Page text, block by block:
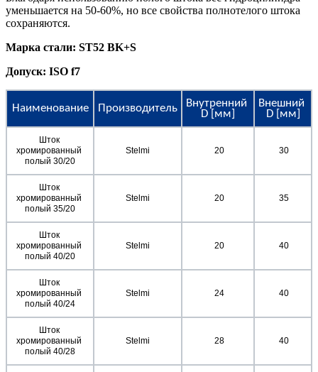
уменьшается на 50-60%, но все свойства полнотелого штока
сохраняются.
Марка стали: ST52 BK+S
Допуск: ISO f7
Наименование Производитель
Внутренний
D [мм]
Внешний
D [мм]
Шток
хромированный
полый 30/20
Stelmi 20 30
Шток
хромированный
полый 35/20
Stelmi 20 35
Шток
хромированный
полый 40/20
Stelmi 20 40
Шток
хромированный
полый 40/24
Stelmi 24 40
Шток
хромированный
полый 40/28
Stelmi 28 40